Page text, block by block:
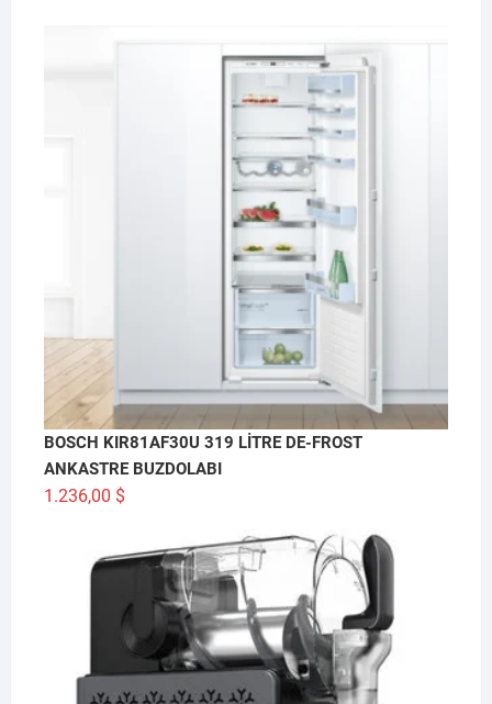
BOSCH KIR81AF30U 319 LİTRE DE-FROST
ANKASTRE BUZDOLABI
1.236,00 $